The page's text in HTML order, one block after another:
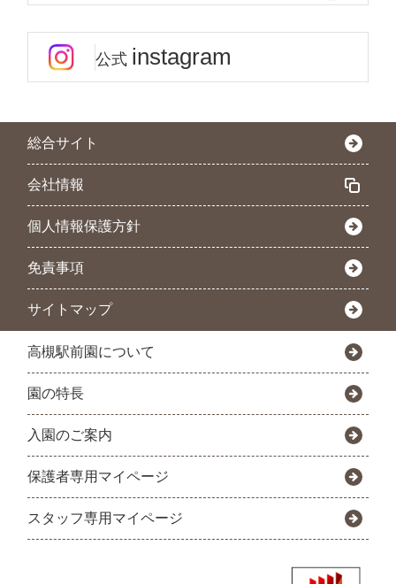
公式 instagram
総合サイト
会社情報
個人情報保護方針
免責事項
サイトマップ
高槻駅前園について
園の特長
入園のご案内
保護者専用マイページ
スタッフ専用マイページ